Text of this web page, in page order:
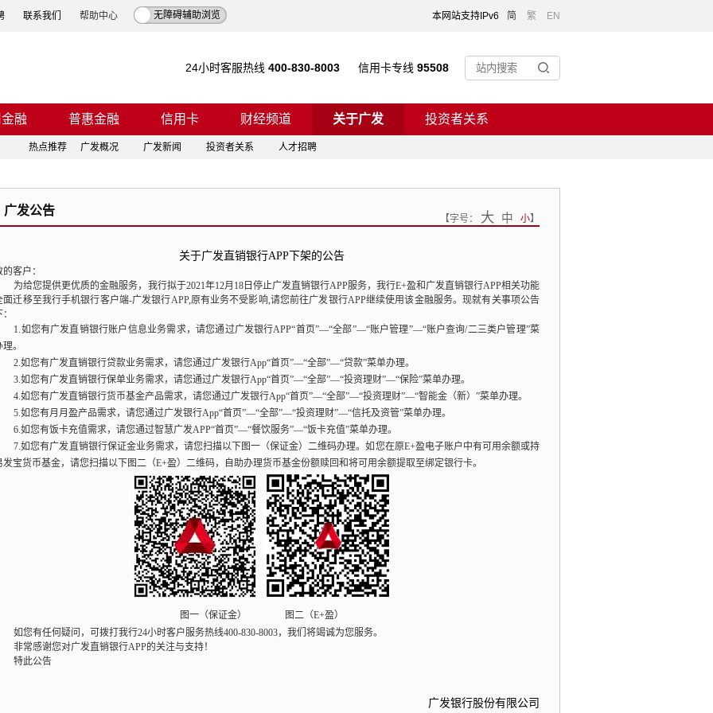
联系我们 帮助中心 无障碍辅助浏览 本网站支持IPv6 简 繁 EN
24小时客服热线 400-830-8003 信用卡专线 95508
融 普惠金融 信用卡 财经频道 关于广发 投资者关系
热点推荐 广发概况 广发新闻 投资者关系 人才招聘
广发公告
【字号： 大 中 小】
关于广发直销银行APP下架的公告
客户：
为给您提供更优质的金融服务， 我行拟于2021年12月18日停止广发直销银行APP服务， 我行E+盈和广发直销银行APP相关功能
面迁移至我行手机银行客户端-广发银行APP,原有业务不受影响,请您前往广发银行APP继续使用该金融服务。现就有关事项公告
1.如您有广发直销银行账户信息业务需求，请您通过广发银行APP“首页”—“全部”—“账户管理”—“账户查询/二三类户管理”菜
。
2.如您有广发直销银行贷款业务需求，请您通过广发银行App“首页”—“全部”—“贷款”菜单办理。
3.如您有广发直销银行保单业务需求，请您通过广发银行App“首页”—“全部”—“投资理财”—“保险”菜单办理。
4.如您有广发直销银行货币基金产品需求，请您通过广发银行App“首页”—“全部”—“投资理财”—“智能金（新）”菜单办理。
5.如您有月月盈产品需求，请您通过广发银行App“首页”—“全部”—“投资理财”—“信托及资管”菜单办理。
6.如您有饭卡充值需求，请您通过智慧广发APP“首页”—“餐饮服务”—“饭卡充值”菜单办理。
7.如您有广发直销银行保证金业务需求， 请您扫描以下图一（保证金）二维码办理。如您在原E+盈电子账户中有可用余额或持
发宝货币基金， 请您扫描以下图二（E+盈）二维码， 自助办理货币基金份额赎回和将可用余额提取至绑定银行卡。
图一（保证金） 图二（E+盈）
如您有任何疑问，可拨打我行24小时客户服务热线400-830-8003，我们将竭诚为您服务。
非常感谢您对广发直销银行APP的关注与支持！
特此公告
广发银行股份有限公司